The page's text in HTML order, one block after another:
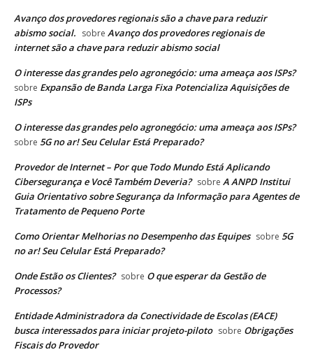
Avanço dos provedores regionais são a chave para reduzir
abismo social. sobre Avanço dos provedores regionais de
internet são a chave para reduzir abismo social
O interesse das grandes pelo agronegócio: uma ameaça aos ISPs?
sobre Expansão de Banda Larga Fixa Potencializa Aquisições de
ISPs
O interesse das grandes pelo agronegócio: uma ameaça aos ISPs?
sobre 5G no ar! Seu Celular Está Preparado?
Provedor de Internet – Por que Todo Mundo Está Aplicando
Cibersegurança e Você Também Deveria? sobre A ANPD Institui
Guia Orientativo sobre Segurança da Informação para Agentes de
Tratamento de Pequeno Porte
Como Orientar Melhorias no Desempenho das Equipes sobre 5G
no ar! Seu Celular Está Preparado?
Onde Estão os Clientes? sobre O que esperar da Gestão de
Processos?
Entidade Administradora da Conectividade de Escolas (EACE)
busca interessados para iniciar projeto-piloto sobre Obrigações
Fiscais do Provedor